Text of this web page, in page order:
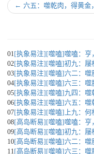
← 六五：噬乾肉，得黄金
01 [执象易注][噬嗑]噬嗑：亨
02[执象易注][噬嗑]初九：屦
03[执象易注][噬嗑]六二：噬
04[执象易注][噬嗑]六三：噬
05[执象易注][噬嗑]九四：噬
06[执象易注][噬嗑]六五：噬
07[执象易注][噬嗑]上九：何
08[高岛断易][噬嗑]噬嗑：亨
09[高岛断易][噬嗑]初九：屦
10[高岛断易][噬嗑]六二：噬
11 [高岛断易][噬嗑]六三：噬